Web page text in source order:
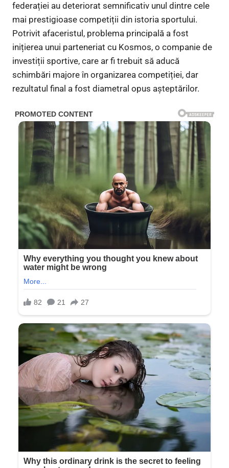
federației au deteriorat semnificativ unul dintre cele
mai prestigioase competiții din istoria sportului.
Potrivit afaceristul, problema principală a fost
inițierea unui parteneriat cu Kosmos, o companie de
investiții sportive, care ar fi trebuit să aducă
schimbări majore în organizarea competiției, dar
rezultatul final a fost diametral opus așteptărilor.